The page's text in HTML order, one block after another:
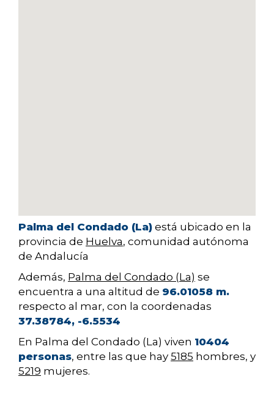
Palma del Condado (La) está ubicado en la
provincia de Huelva, comunidad autónoma
de Andalucía
Además, Palma del Condado (La) se
encuentra a una altitud de 96.01058 m.
respecto al mar, con la coordenadas
37.38784, -6.5534
En Palma del Condado (La) viven 10404
personas, entre las que hay 5185 hombres, y
5219 mujeres.